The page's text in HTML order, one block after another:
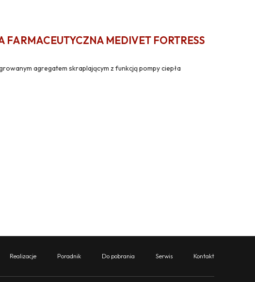
FARMACEUTYCZNA MEDIVET FORTRESS
agregatem skraplającym z funkcją pompy ciepła
Realizacje Poradnik Do pobrania Serwis Kontakt